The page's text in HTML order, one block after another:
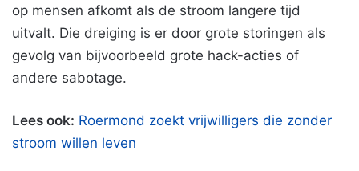
op mensen afkomt als de stroom langere tijd
uitvalt. Die dreiging is er door grote storingen als
gevolg van bijvoorbeeld grote hack-acties of
andere sabotage.
Lees ook: Roermond zoekt vrijwilligers die zonder
stroom willen leven